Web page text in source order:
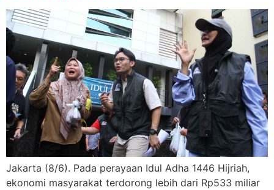
Jakarta (8/6). Pada perayaan Idul Adha 1446 Hijriah,
ekonomi masyarakat terdorong lebih dari Rp533 miliar